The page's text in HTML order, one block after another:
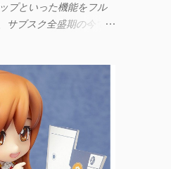
プといった機能をフル
サブスク全盛期の今でも
で管理している音
転送したくなる場合もあ
「iSyncr」というサード
リを PC と Androidデバ
ストールすれば、Wi-Fi
て同期できるようにな